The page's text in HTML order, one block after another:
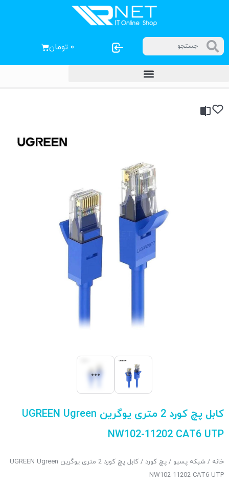
۰ تومان
کابل پچ کورد 2 متری یوگرین UGREEN Ugreen
NW102-11202 CAT6 UTP
خانه / شبکه پسیو / پچ کورد
/ کابل پچ کورد 2 متری یوگرین UGREEN Ugreen
NW102-11202 CAT6 UTP